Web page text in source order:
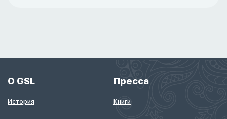
О GSL
История
Пресса
Книги